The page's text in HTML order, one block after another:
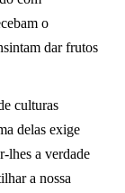
o
dar frutos
culturas
delas exige
lhes a verdade
a nossa